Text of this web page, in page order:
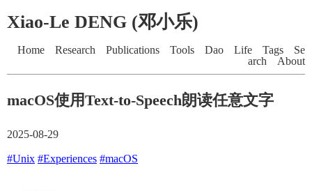
Xiao-Le DENG (邓小乐)
Home Research Publications Tools Dao Life Tags
Se
arch
About
macOS使用Text-to-Speech朗读任意文字
2025-08-29
#Unix #Experiences #macOS